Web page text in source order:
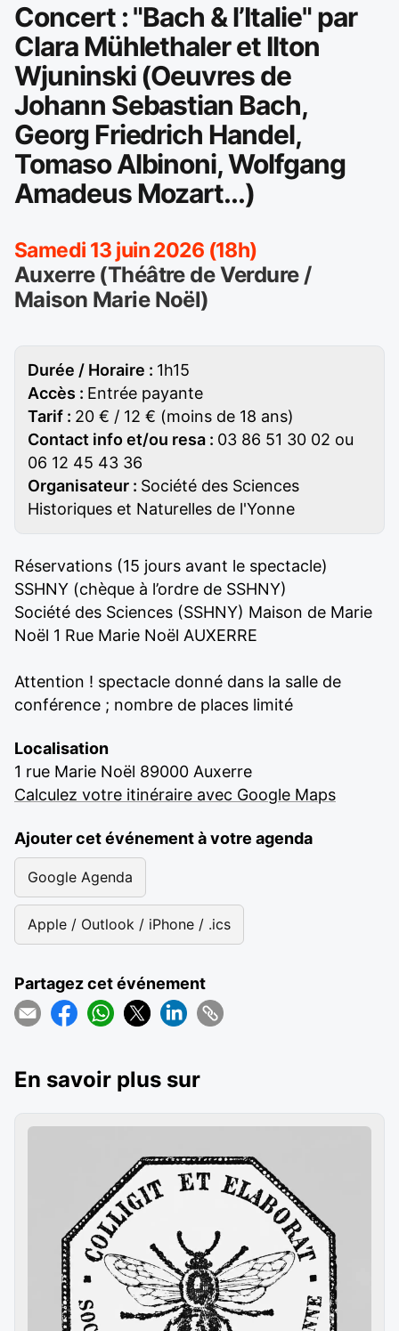
Concert : "Bach & l’Italie" par
Clara Mühlethaler et Ilton
Wjuninski (Oeuvres de
Johann Sebastian Bach,
Georg Friedrich Handel,
Tomaso Albinoni, Wolfgang
Amadeus Mozart...)
Samedi 13 juin 2026 (18h)
Auxerre (Théâtre de Verdure /
Maison Marie Noël)
Durée / Horaire : 1h15
Accès : Entrée payante
Tarif : 20 € / 12 € (moins de 18 ans)
Contact info et/ou resa : 03 86 51 30 02 ou
06 12 45 43 36
Organisateur : Société des Sciences
Historiques et Naturelles de l'Yonne
Réservations (15 jours avant le spectacle)
SSHNY (chèque à l’ordre de SSHNY)
Société des Sciences (SSHNY) Maison de Marie
Noël 1 Rue Marie Noël AUXERRE
Attention ! spectacle donné dans la salle de
conférence ; nombre de places limité
Localisation
1 rue Marie Noël 89000 Auxerre
Calculez votre itinéraire avec Google Maps
Ajouter cet événement à votre agenda
Google Agenda
Apple / Outlook / iPhone / .ics
Partagez cet événement
En savoir plus sur